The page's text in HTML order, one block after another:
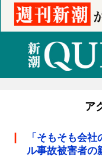
ア
「そもそも会
ル事故被害者